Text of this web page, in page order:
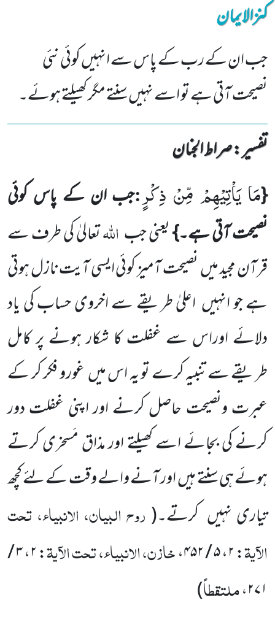
کنزالایمان
جب ان کے رب کے پاس سے انہیں کوئی نئی
نصیحت آتی ہے تو اسے نہیں سنتے مگر کھیلتے ہوئے۔
تفسیر : ‎صراط الجنان
{مَا یَاْتِیْهِمْ مِّنْ ذِكْرٍ:جب ان کے پاس کوئی
نصیحت آتی ہے۔}یعنی جب اللہتعالیٰ کی طرف سے
قرآن مجید میںنصیحتآمیز کوئی ایسی آیت نازل ہوتی
ہے جو انہیں اعلیٰ طریقے سے اخروی حساب کی یاد
دلائے اوراس سے غفلت کا شکار ہونے پر کامل
طریقے سے تنبیہ کرے تو یہ اس میںغورو فکر کر کے
عبرت ونصیحت حاصل کرنے اور اپنی غفلت دور
کرنے کی بجائے اسے کھیلتے اور مذاق مَسخری کرتے
ہوئے ہی سنتے ہیںاور آنے والے وقت کے لئے کچھ
تیاری نہیں کرتے۔( روح البیان، الانبیاء، تحت
الآیۃ: ۲، ۵ / ۴۵۲، خازن، الانبیاء، تحت الآیۃ
: ۲، ۳ /
۲۷۱، ملتقطاً)